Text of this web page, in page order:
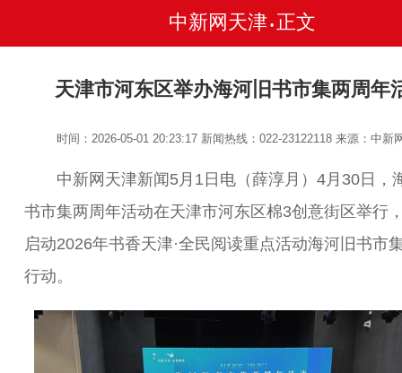
中新网天津 • 正文
天津市河东区举办海河旧书市集两周年
时间：2026-05-01 20:23:17 新闻热线：022-23122118来源：中新
中新网天津新闻5月1日电（薛淳月）4月30日，
书市集两周年活动在天津市河东区棉3创意街区举行
启动2026年书香天津·全民阅读重点活动海河旧书市
行动。